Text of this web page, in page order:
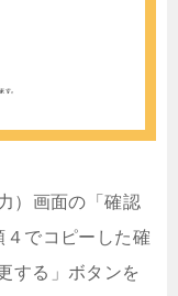
）画面の「確認
４でコピーした確
する」ボタンを